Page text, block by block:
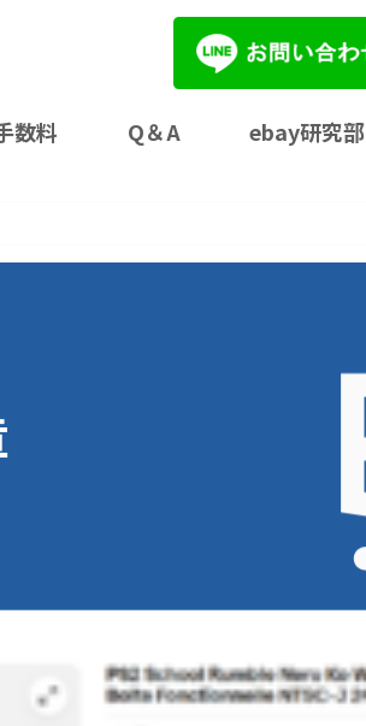
数料 Q＆A ebay研究部